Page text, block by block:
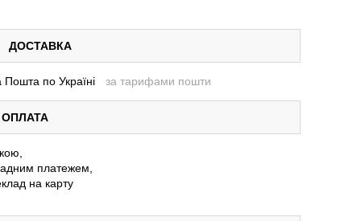
ДОСТАВКА
Пошта по Україні за тарифами пошти
ОПЛАТА
платежем,
на карту